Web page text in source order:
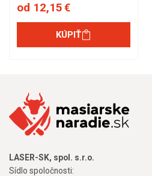
od 12,15 €
KÚPIŤ
LASER-SK, spol. s.r.o.
Sídlo spoločnosti: